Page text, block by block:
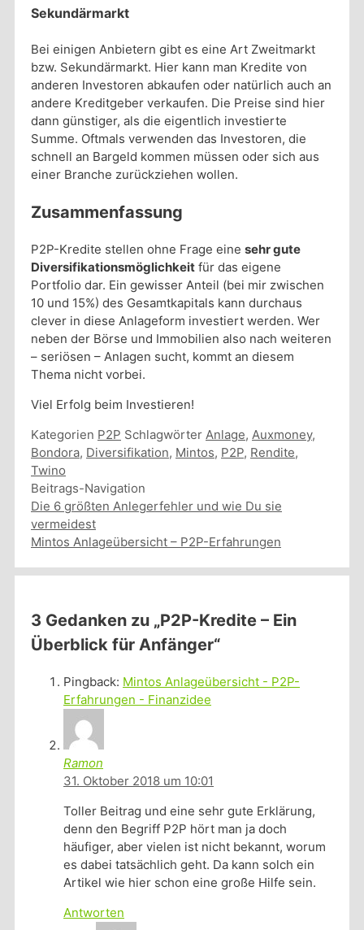
Sekundärmarkt
Bei einigen Anbietern gibt es eine Art Zweitmarkt
bzw. Sekundärmarkt. Hier kann man Kredite von
anderen Investoren abkaufen oder natürlich auch an
andere Kreditgeber verkaufen. Die Preise sind hier
dann günstiger, als die eigentlich investierte
Summe. Oftmals verwenden das Investoren, die
schnell an Bargeld kommen müssen oder sich aus
einer Branche zurückziehen wollen.
Zusammenfassung
P2P-Kredite stellen ohne Frage eine sehr gute
Diversifikationsmöglichkeit für das eigene
Portfolio dar. Ein gewisser Anteil (bei mir zwischen
10 und 15%) des Gesamtkapitals kann durchaus
clever in diese Anlageform investiert werden. Wer
neben der Börse und Immobilien also nach weiteren
– seriösen – Anlagen sucht, kommt an diesem
Thema nicht vorbei.
Viel Erfolg beim Investieren!
Kategorien P2P Schlagwörter Anlage, Auxmoney,
Bondora, Diversifikation, Mintos, P2P, Rendite,
Twino
Beitrags-Navigation
Die 6 größten Anlegerfehler und wie Du sie
vermeidest
Mintos Anlageübersicht – P2P-Erfahrungen
3 Gedanken zu „P2P-Kredite – Ein
Überblick für Anfänger“
Pingback: Mintos Anlageübersicht - P2P-
Erfahrungen - Finanzidee
Ramon
31. Oktober 2018 um 10:01
Toller Beitrag und eine sehr gute Erklärung,
denn den Begriff P2P hört man ja doch
häufiger, aber vielen ist nicht bekannt, worum
es dabei tatsächlich geht. Da kann solch ein
Artikel wie hier schon eine große Hilfe sein.
Antworten